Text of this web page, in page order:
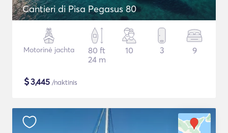
Cantieri di Pisa Pegasus 80
Motorinė jachta
80 ft
24 m
10 3 9
$3,445 /naktinis